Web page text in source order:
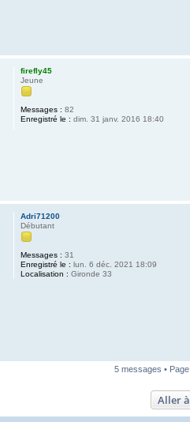
firefly45
Jeune
Messages : 82
Enregistré le : dim. 31 janv. 2016 18:40
Adri71200
Débutant
Messages : 31
Enregistré le : lun. 6 déc. 2021 18:09
Localisation : Gironde 33
5 messages • Page
Aller à